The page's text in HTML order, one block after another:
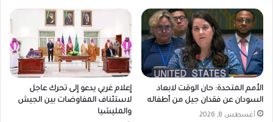
الأمم المتحدة: حان الوقت لابعاد
السودان عن فقدان جيل من أطفاله
أغسطس 8, 2026
إعلام غربي يدعو إلى تحرك عاجل
لاستئناف المفاوضات بين الجيش
والمليشيا